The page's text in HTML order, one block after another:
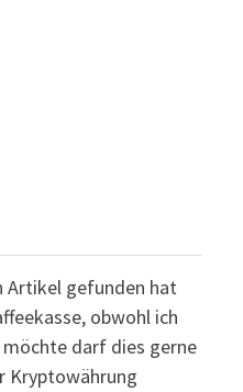
Artikel gefunden hat
obwohl ich
darf dies gerne
Kryptowährung